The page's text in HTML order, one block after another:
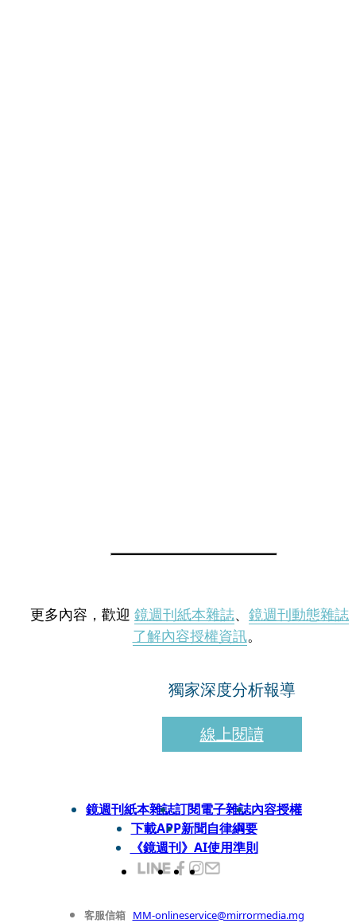
更多內容，歡迎 鏡週刊紙本雜誌、 鏡週刊動態雜誌
了解內容授權資訊。
獨家深度分析報導
線上閱讀
鏡週刊紙本雜誌訂閱電子雜誌內容授權
下載APP新聞自律綱要
《鏡週刊》AI使用準則
客服信箱 MM-onlineservice@mirrormedia.mg